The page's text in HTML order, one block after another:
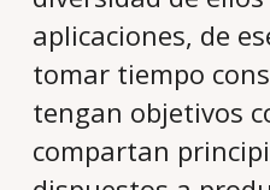
aplicaciones, de
tomar tiempo
tengan objetivos
compartan